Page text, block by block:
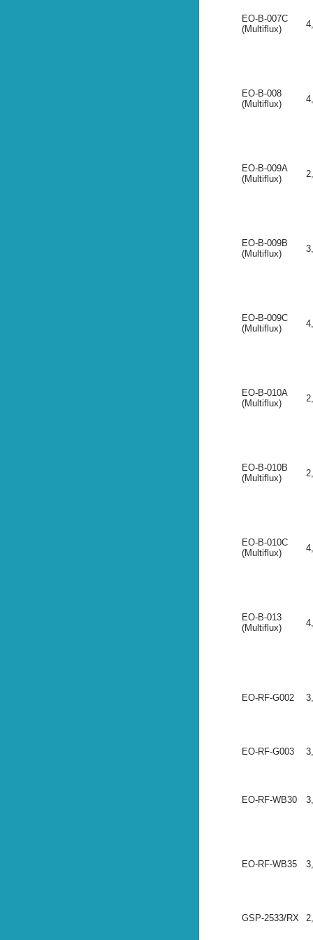
EO-B-007C
(Multiflux)
EO-B-008
(Multiflux)
EO-B-009A
(Multiflux)
EO-B-009B
(Multiflux)
EO-B-009C
(Multiflux)
EO-B-010A
(Multiflux)
EO-B-010B
(Multiflux)
EO-B-010C
(Multiflux)
EO-B-013
(Multiflux)
EO-RF-G002
EO-RF-G003
EO-RF-WB30
EO-RF-WB35
GSP-2533/RX